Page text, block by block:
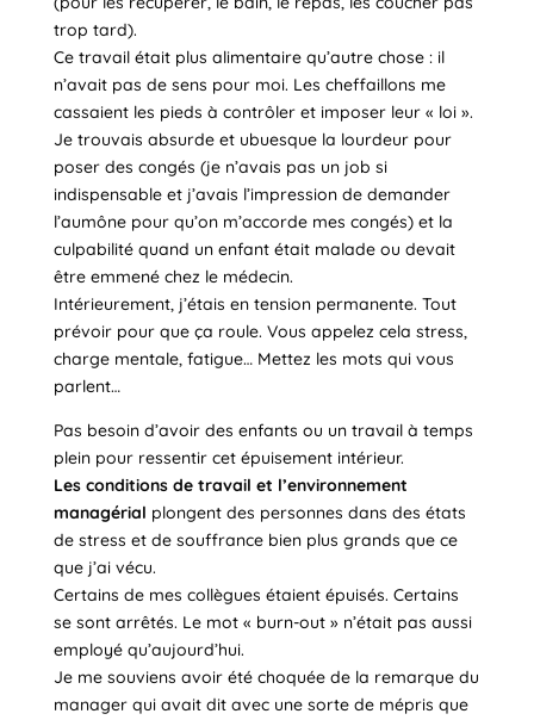
trop tard).
Ce travail était plus alimentaire qu’autre chose : il
n’avait pas de sens pour moi. Les cheffaillons me
cassaient les pieds à contrôler et imposer leur « loi ».
Je trouvais absurde et ubuesque la lourdeur pour
poser des congés (je n’avais pas un job si
indispensable et j’avais l’impression de demander
l’aumône pour qu’on m’accorde mes congés) et la
culpabilité quand un enfant était malade ou devait
être emmené chez le médecin.
Intérieurement, j’étais en tension permanente. Tout
prévoir pour que ça roule. Vous appelez cela stress,
charge mentale, fatigue… Mettez les mots qui vous
parlent…
Pas besoin d’avoir des enfants ou un travail à temps
plein pour ressentir cet épuisement intérieur.
Les conditions de travail et l’environnement
managérial plongent des personnes dans des états
de stress et de souffrance bien plus grands que ce
que j’ai vécu.
Certains de mes collègues étaient épuisés. Certains
se sont arrêtés. Le mot « burn-out » n’était pas aussi
employé qu’aujourd’hui.
Je me souviens avoir été choquée de la remarque du
manager qui avait dit avec une sorte de mépris que